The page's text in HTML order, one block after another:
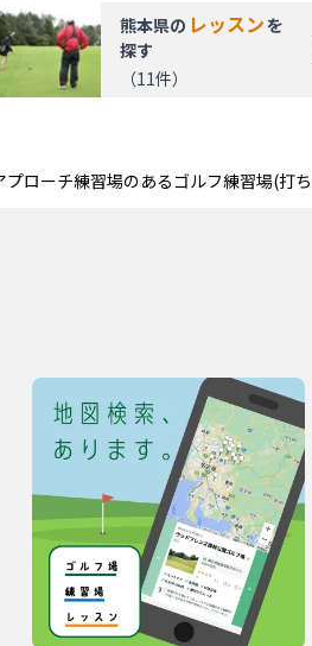
熊本県の レッスンを
探す
（11件）
プローチ練習場のあるゴルフ練習場(打